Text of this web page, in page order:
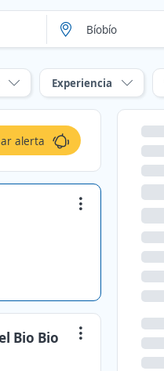
Experiencia
alerta
Bio Bio